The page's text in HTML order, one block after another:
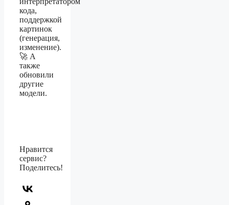
кода,
поддержкой
картинок
(генерация,
изменение).
🚀 А
также
обновили
другие
модели.
Нравится
сервис?
Поделитесь!